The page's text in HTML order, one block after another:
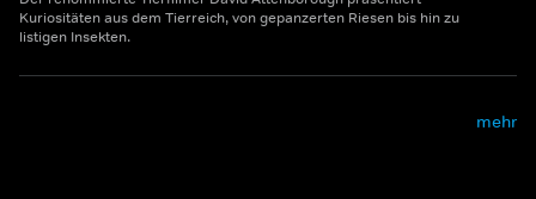
Kuriositäten aus dem Tierreich, von gepanzerten Riesen bis hin zu
listigen Insekten.
mehr